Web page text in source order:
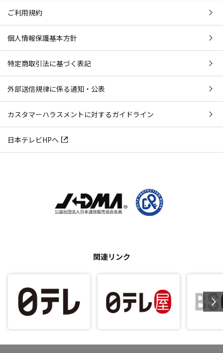
ご利用規約
個人情報保護基本方針
特定商取引法に基づく表記
外部送信規律に係る通知・公表
カスタマーハラスメントに対するガイドライン
日本テレビHPへ
関連リンク